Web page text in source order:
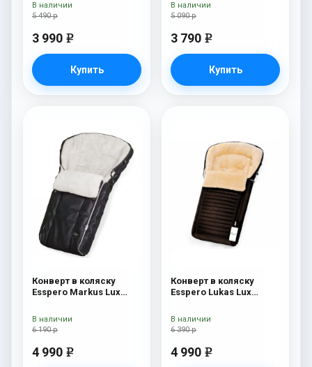
5 490 р
3 990 e
Купить
В наличии
5 090 р
3 790 e
Купить
В наличии
Конверт в коляску
Esspero Markus Lux
овечья шерсть) Black
6 190 р
4 990 e
В наличии
Конверт в коляску
Esspero Lukas Lux
шерсть) Brown
6 390 р
4 990 e
В наличии